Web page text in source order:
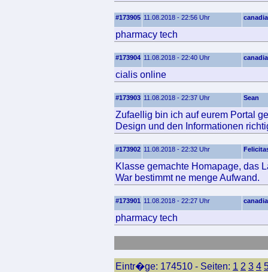
#173905 11.08.2018 - 22:56 Uhr
pharmacy tech
#173904 11.08.2018 - 22:40 Uhr
cialis online
#173903 11.08.2018 - 22:37 Uhr Sean
Zufaellig bin ich auf eurem Portal
Design und den Informationen
#173902 11.08.2018 - 22:32 Uhr
Klasse gemachte Homapage, das
War bestimmt ne menge Aufwand.
#173901 11.08.2018 - 22:27 Uhr
pharmacy tech
Eintr�ge: 174510 - Seiten: 1 2 3 4